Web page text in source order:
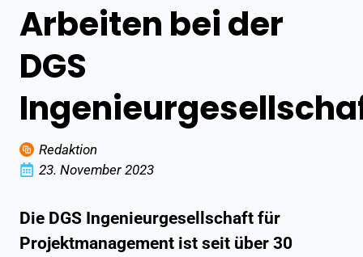
Arbeiten bei der
DGS
Redaktion
23. November 2023
Die DGS Ingenieurgesellschaft für
Projektmanagement ist seit über 30